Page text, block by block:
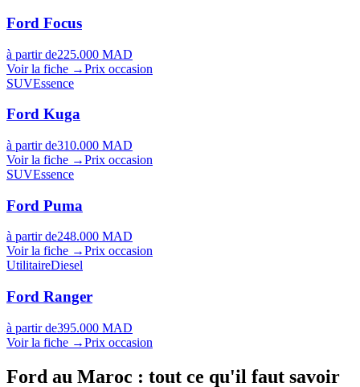
Ford Focus
à partir de225.000 MAD
Voir la fiche →Prix occasion
SUVEssence
Ford Kuga
à partir de310.000 MAD
Voir la fiche →Prix occasion
SUVEssence
Ford Puma
à partir de248.000 MAD
Voir la fiche →Prix occasion
UtilitaireDiesel
Ford Ranger
à partir de395.000 MAD
Voir la fiche →Prix occasion
Ford au Maroc : tout ce qu'il faut savoir